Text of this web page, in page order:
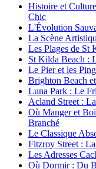
Histoire et
Chic
L'Évolution
La Scène
Les Plages de St
St Kilda Beach :
Le Pier et les
Brighton Beach
Luna Park : Le
Acland Street :
Où Manger et
Branché
Le Classique
Fitzroy Street :
Les Adresses
Où Dormir : Du